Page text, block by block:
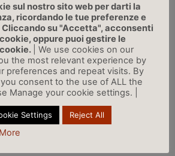
sul nostro sito web per darti la
ricordando le tue preferenze e
su "Accetta", acconsenti
oppure puoi gestire le
| We use cookies on our
the most relevant experience by
preferences and repeat visits. By
you consent to the use of ALL the
Manage your cookie settings. |
Settings Reject All